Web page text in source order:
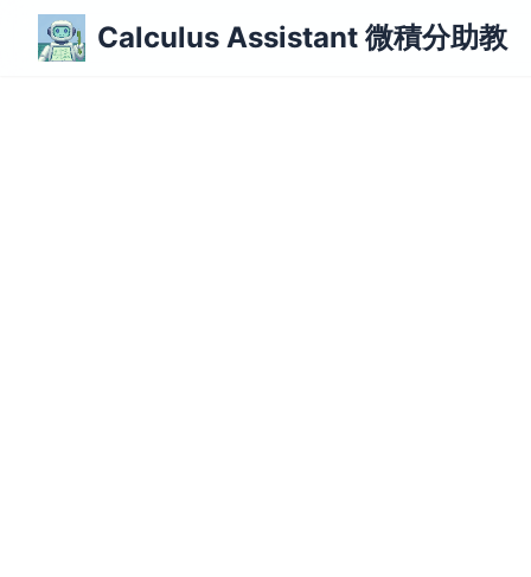
跳至主要內容
Calculus Assistant 微積分助教